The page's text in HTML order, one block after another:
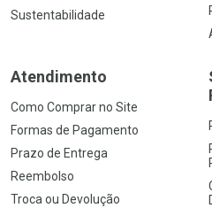
Sustentabilidade
Atendimento
Como Comprar no Site
Formas de Pagamento
Prazo de Entrega
Reembolso
Troca ou Devolução